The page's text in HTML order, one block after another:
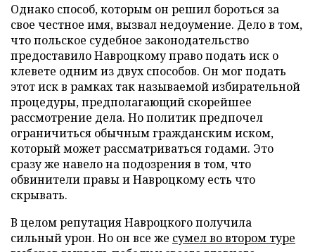
Однако способ, которым он решил бороться за
свое честное имя, вызвал недоумение. Дело в том,
что польское судебное законодательство
предоставило Навроцкому право подать иск о
клевете одним из двух способов. Он мог подать
этот иск в рамках так называемой избирательной
процедуры, предполагающий скорейшее
рассмотрение дела. Но политик предпочел
ограничиться обычным гражданским иском,
который может рассматриваться годами. Это
сразу же навело на подозрения в том, что
обвинители правы и Навроцкому есть что
скрывать.
В целом репутация Навроцкого получила
сильный урон. Но он все же сумел во втором туре